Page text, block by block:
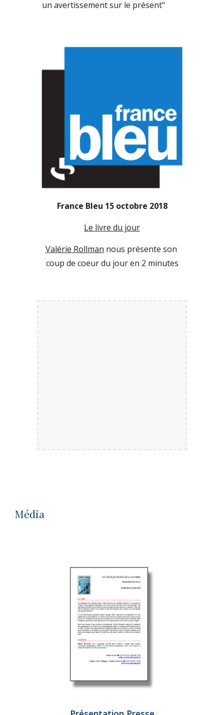
un avertissement sur le présent"
France Bleu 15 octobre 2018
Le livre du jour
Valérie Rollman nous présente son
coup de coeur du jour en 2 minutes
Média